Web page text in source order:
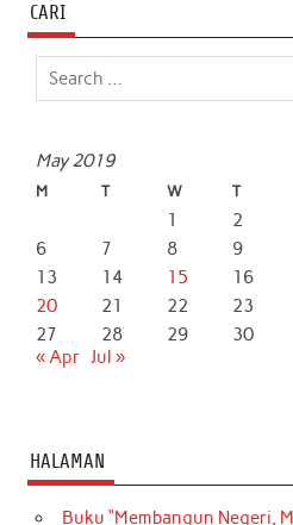
CARI
May 2019
M T W T
1 2
6
7 8 9
13
14 15 16
20
21 22 23
27
28 29 30
« Apr Jul »
HALAMAN
Buku “Membangun Negeri,